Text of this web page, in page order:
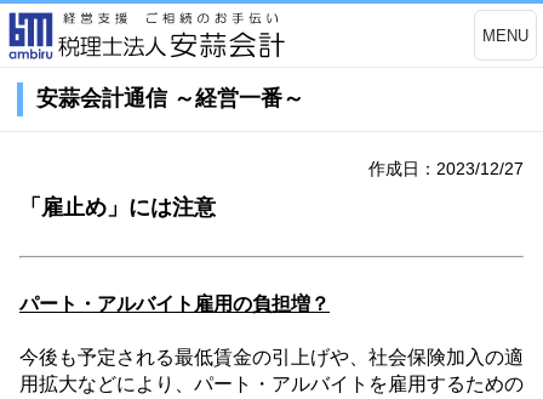
MENU
安蒜会計通信 ～経営一番～
作成日：2023/12/27
「雇止め」には注意
パート・アルバイト雇用の負担増？
今後も予定される最低賃金の引上げや、社会保険加入の適
用拡大などにより、パート・アルバイトを雇用するための